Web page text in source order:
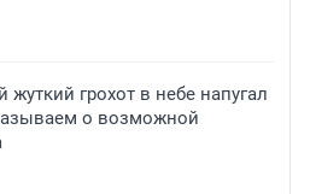
жуткий грохот в небе напугал
о возможной